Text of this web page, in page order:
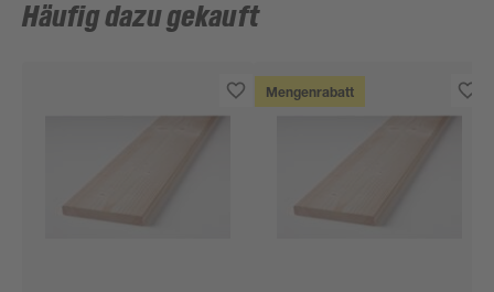
Häufig dazu gekauft
Mengenrabatt